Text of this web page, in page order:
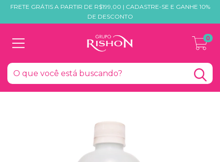
FRETE GRÁTIS A PARTIR DE R$199,00 | CADASTRE-SE E GANHE 10%
DE DESCONTO
0